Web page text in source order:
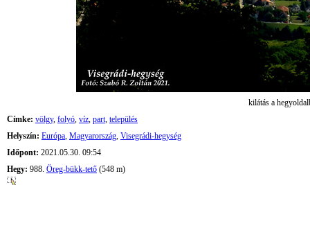
kilátás a
Címke: völgy, folyó, víz, part, település
Helyszín: Európa, Magyarország, Visegrádi-hegység
Időpont: 2021.05.30. 09:54
Hegy: 988. Öreg-bükk-tető (548 m)